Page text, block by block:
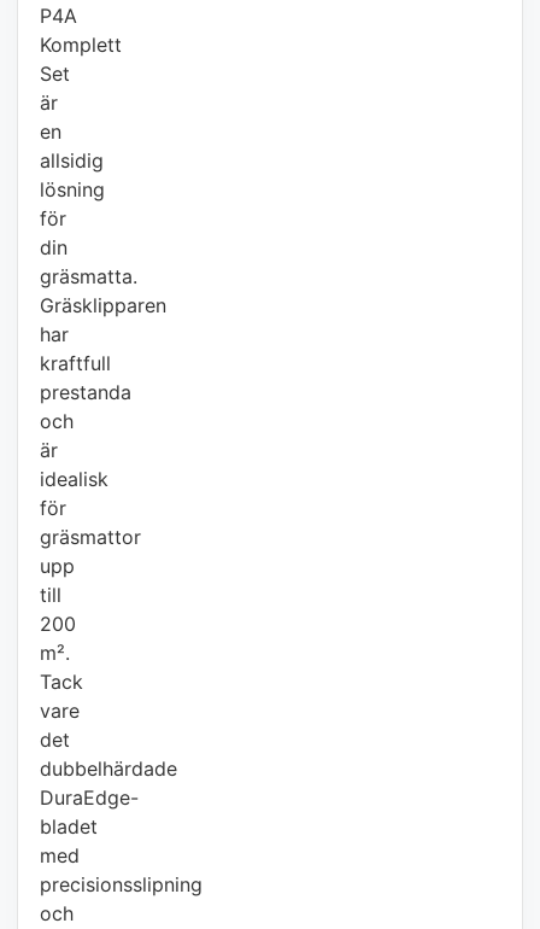
P4A
Komplett
Set
är
en
allsidig
lösning
för
din
gräsmatta.
Gräsklipparen
har
kraftfull
prestanda
och
är
idealisk
för
gräsmattor
upp
till
200
m².
Tack
vare
det
dubbelhärdade
DuraEdge-
bladet
med
precisionsslipning
och